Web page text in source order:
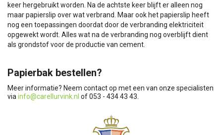
keer hergebruikt worden. Na de achtste keer blijft er alleen nog
maar papierslip over wat verbrand. Maar ook het papierslip heeft
nog een toepassingen doordat door de verbranding elektriciteit
opgewekt wordt. Alles wat na de verbranding nog overblijft dient
als grondstof voor de productie van cement.
Papierbak bestellen?
Meer informatie? Neem contact op met een van onze specialisten
via info@carellurvink.nl of 053 - 434 43 43.